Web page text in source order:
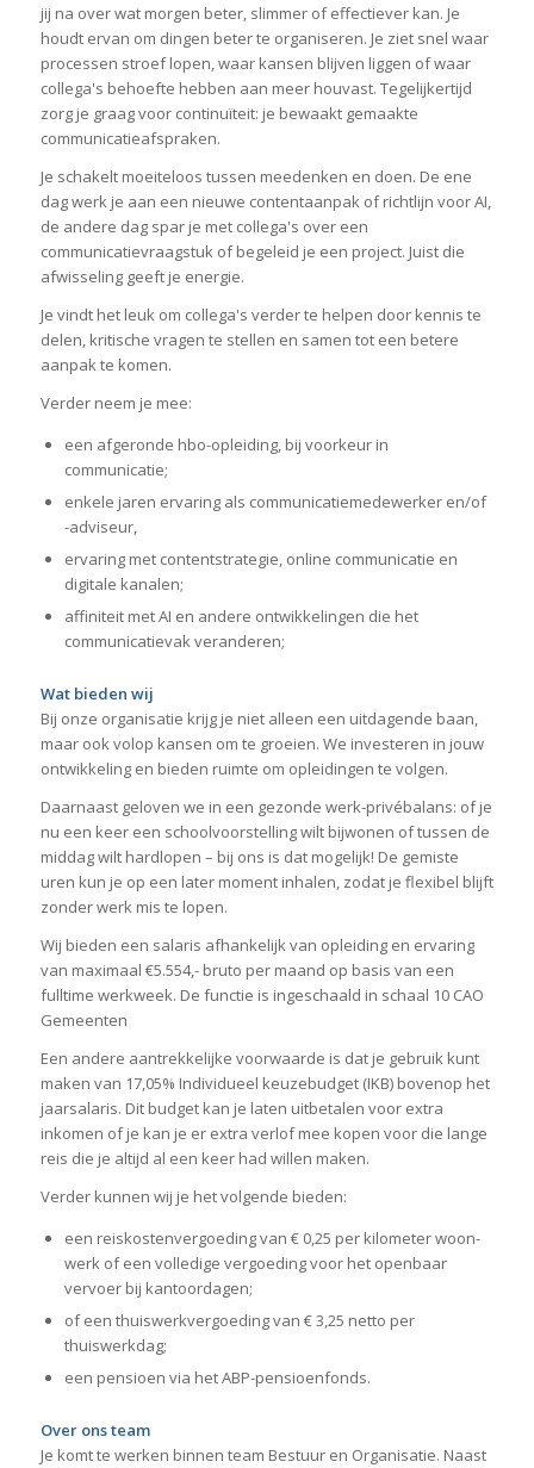
jij na over wat morgen beter, slimmer of effectiever kan. Je
houdt ervan om dingen beter te organiseren. Je ziet snel waar
processen stroef lopen, waar kansen blijven liggen of waar
collega's behoefte hebben aan meer houvast. Tegelijkertijd
zorg je graag voor continuïteit: je bewaakt gemaakte
communicatieafspraken.
Je schakelt moeiteloos tussen meedenken en doen. De ene
dag werk je aan een nieuwe contentaanpak of richtlijn voor AI,
de andere dag spar je met collega's over een
communicatievraagstuk of begeleid je een project. Juist die
afwisseling geeft je energie.
Je vindt het leuk om collega's verder te helpen door kennis te
delen, kritische vragen te stellen en samen tot een betere
aanpak te komen.
Verder neem je mee:
een afgeronde hbo-opleiding, bij voorkeur in
communicatie;
enkele jaren ervaring als communicatiemedewerker en/of
-adviseur,
ervaring met contentstrategie, online communicatie en
digitale kanalen;
affiniteit met AI en andere ontwikkelingen die het
communicatievak veranderen;
Wat bieden wij
Bij onze organisatie krijg je niet alleen een uitdagende baan,
maar ook volop kansen om te groeien. We investeren in jouw
ontwikkeling en bieden ruimte om opleidingen te volgen.
Daarnaast geloven we in een gezonde werk-privébalans: of je
nu een keer een schoolvoorstelling wilt bijwonen of tussen de
middag wilt hardlopen – bij ons is dat mogelijk! De gemiste
uren kun je op een later moment inhalen, zodat je flexibel blijft
zonder werk mis te lopen.
Wij bieden een salaris afhankelijk van opleiding en ervaring
van maximaal €5.554,- bruto per maand op basis van een
fulltime werkweek. De functie is ingeschaald in schaal 10 CAO
Gemeenten
Een andere aantrekkelijke voorwaarde is dat je gebruik kunt
maken van 17,05% Individueel keuzebudget (IKB) bovenop het
jaarsalaris. Dit budget kan je laten uitbetalen voor extra
inkomen of je kan je er extra verlof mee kopen voor die lange
reis die je altijd al een keer had willen maken.
Verder kunnen wij je het volgende bieden:
een reiskostenvergoeding van € 0,25 per kilometer woon-
werk of een volledige vergoeding voor het openbaar
vervoer bij kantoordagen;
of een thuiswerkvergoeding van € 3,25 netto per
thuiswerkdag;
een pensioen via het ABP-pensioenfonds.
Over ons team
Je komt te werken binnen team Bestuur en Organisatie. Naast